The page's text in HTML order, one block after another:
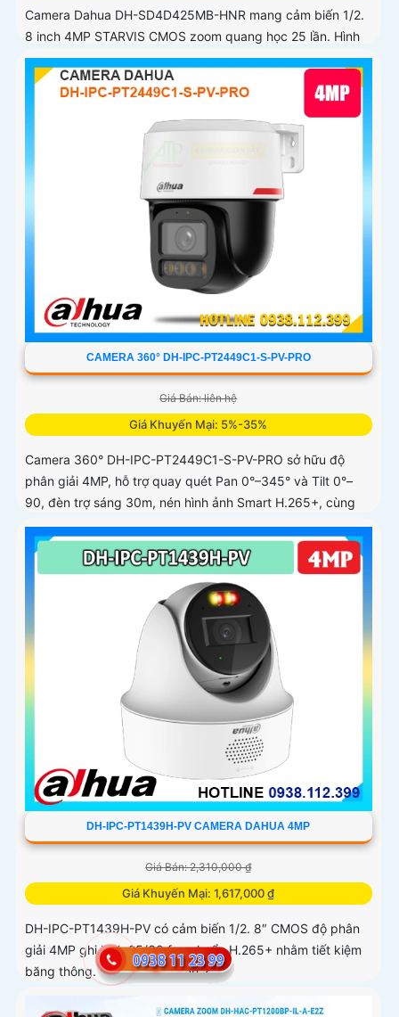
Camera Dahua DH-SD4D425MB-HNR mang cảm biến 1/2.
8 inch 4MP STARVIS CMOS zoom quang học 25 lần. Hình
ảnh sắc nét ban đêm với Starlight tầm hồng ngoại 100 mét
ánh sáng ấm 50 mét
CAMERA 360° DH-IPC-PT2449C1-S-PV-PRO
Giá Bán: liên hệ
Giá Khuyến Mại: 5%-35%
Camera 360° DH-IPC-PT2449C1-S-PV-PRO sở hữu độ
phân giải 4MP, hỗ trợ quay quét Pan 0°–345° và Tilt 0°–
90, đèn trợ sáng 30m, nén hình ảnh Smart H.265+, cùng
các công nghệ xử lý WDR 120dB, BLC, HLC, 3D-NR
DH-IPC-PT1439H-PV CAMERA DAHUA 4MP
Giá Bán: 2,310,000 ₫
Giá Khuyến Mại: 1,617,000 ₫
DH-IPC-PT1439H-PV có cảm biến 1/2. 8″ CMOS độ phân
giải 4MP ghi hình 25/30 fps chuẩn H.265+ nhằm tiết kiệm
băng thông. Ống kính cố định 2